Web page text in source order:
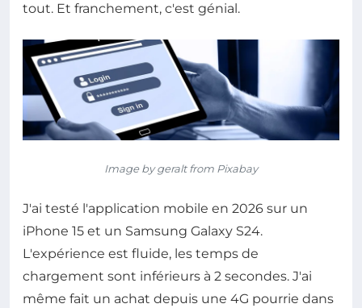
tout. Et franchement, c'est génial.
Image by geralt from Pixabay
J'ai testé l'application mobile en 2026 sur un
iPhone 15 et un Samsung Galaxy S24.
L'expérience est fluide, les temps de
chargement sont inférieurs à 2 secondes. J'ai
même fait un achat depuis une 4G pourrie dans